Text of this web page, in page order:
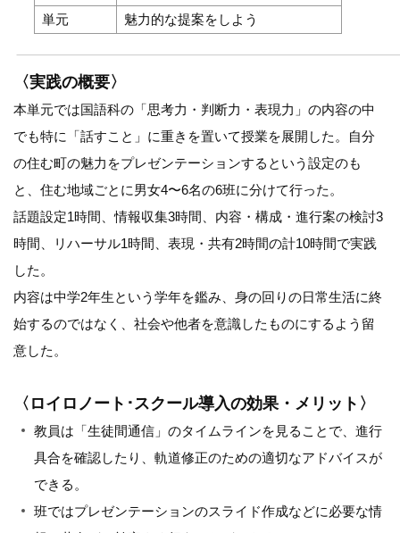
単元
魅力的な提案をしよう
〈実践の概要〉
本単元では国語科の「思考力・判断力・表現力」の内容の中
でも特に「話すこと」に重きを置いて授業を展開した。自分
の住む町の魅力をプレゼンテーションするという設定のも
と、住む地域ごとに男女4〜6名の6班に分けて行った。
話題設定1時間、情報収集3時間、内容・構成・進行案の検討3
時間、リハーサル1時間、表現・共有2時間の計10時間で実践
した。
内容は中学2年生という学年を鑑み、身の回りの日常生活に終
始するのではなく、社会や他者を意識したものにするよう留
意した。
〈ロイロノート･スクール導入の効果・メリット〉
教員は「生徒間通信」のタイムラインを見ることで、進行
具合を確認したり、軌道修正のための適切なアドバイスが
できる。
班ではプレゼンテーションのスライド作成などに必要な情